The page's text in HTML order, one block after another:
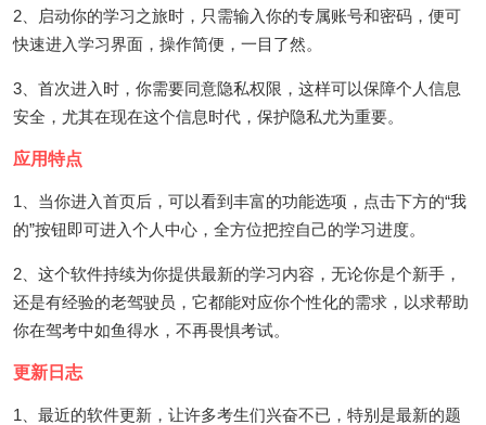
2、启动你的学习之旅时，只需输入你的专属账号和密码，便可
快速进入学习界面，操作简便，一目了然。
3、首次进入时，你需要同意隐私权限，这样可以保障个人信息
安全，尤其在现在这个信息时代，保护隐私尤为重要。
应用特点
1、当你进入首页后，可以看到丰富的功能选项，点击下方的“我
的”按钮即可进入个人中心，全方位把控自己的学习进度。
2、这个软件持续为你提供最新的学习内容，无论你是个新手，
还是有经验的老驾驶员，它都能对应你个性化的需求，以求帮助
你在驾考中如鱼得水，不再畏惧考试。
更新日志
1、最近的软件更新，让许多考生们兴奋不已，特别是最新的题